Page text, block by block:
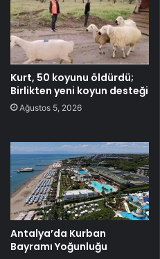
Kurt, 50 koyunu öldürdü;
Birlikten yeni koyun desteği
Ağustos 5, 2026
Antalya’da Kurban
Bayramı Yoğunluğu